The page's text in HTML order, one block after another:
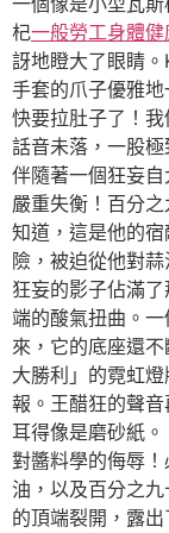
杞一般勞工身體健
訝地瞪大了眼睛
手套的爪子優雅
快要拉肚子了！我
話音未落，一股
伴隨著一個狂妄
嚴重失衡！百分
知道，這是他的
險，被迫從他對
狂妄的影子佔滿
端的酸氣扭曲。
來，它的底座還
大勝利」的霓虹
報。王醋狂的聲
耳得像是磨砂紙
對醬料學的侮辱
油，以及百分之
的頂端裂開，露